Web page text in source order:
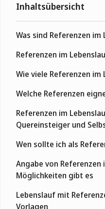
Inhaltsübersicht
Was sind Referenzen im
Referenzen im
Wie viele Referenzen
Welche Referenzen
Referenzen im
Quereinsteiger und
Wen sollte ich als
Angabe von Referenzen
Möglichkeiten gibt es
Lebenslauf mit
Vorlagen